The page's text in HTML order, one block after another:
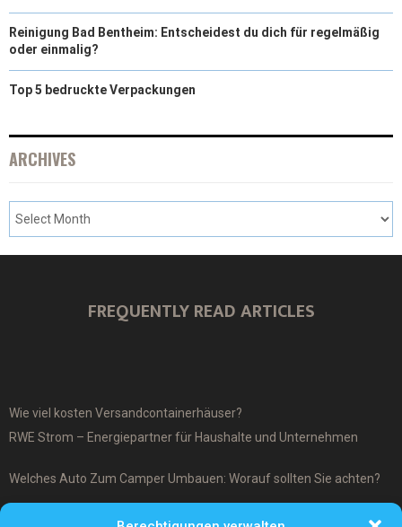
Reinigung Bad Bentheim: Entscheidest du dich für regelmäßig
oder einmalig?
Top 5 bedruckte Verpackungen
ARCHIVES
FREQUENTLY READ ARTICLES
Wie viel kosten Versandcontainerhäuser?
RWE Strom – Energiepartner für Haushalte und Unternehmen
Welches Auto Zum Camper Umbauen: Worauf sollten Sie achten?
Was ist ein Cover-Up Tattoo?